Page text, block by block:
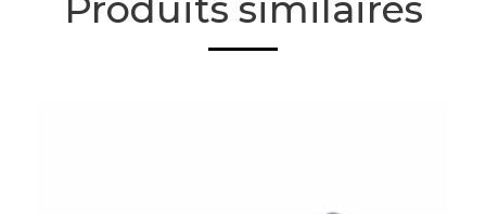
Produits similaires